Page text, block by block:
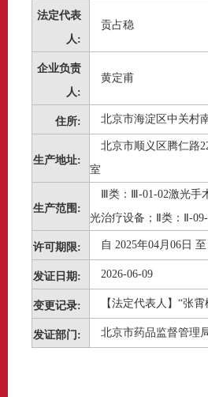
法定代表
人:
贡占稳
企业负责
人:
黄定甫
住所: 北京市海淀区中关村
生产地址:
北京市顺义区腾仁路
室
生产范围:
Ⅲ类：Ⅲ-01-02激光手
光治疗设备；Ⅱ类：Ⅱ-
许可期限: 自 2025年04月06日
发证日期: 2026-06-09
变更记录: 【法定代表人】“张
发证部门: 北京市药品监督管理